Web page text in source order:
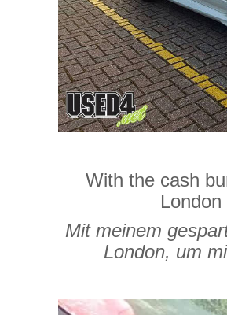
With the cash
Mit meinem
London, um